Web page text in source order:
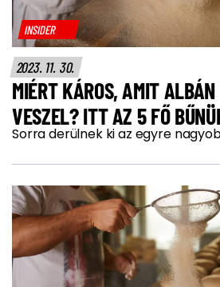
INSIDER
2023. 11. 30.
MIÉRT KÁROS, AMIT ALBÁN
VESZEL? ITT AZ 5 FŐ
Sorra derülnek ki az egyre